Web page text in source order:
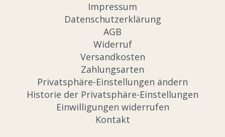
Impressum
Datenschutzerklärung
AGB
Widerruf
Versandkosten
Zahlungsarten
Privatsphäre-Einstellungen ändern
Historie der Privatsphäre-Einstellungen
Einwilligungen widerrufen
Kontakt